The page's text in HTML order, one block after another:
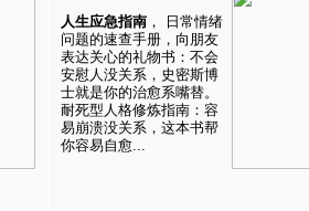
人生应急指南 ， 日常情绪
问题的速查手册，向朋友
表达关心的礼物书：不会
安慰人没关系，史密斯博
士就是你的治愈系嘴替。
耐死型人格修炼指南：容
易崩溃没关系，这本书帮
你容易自愈...